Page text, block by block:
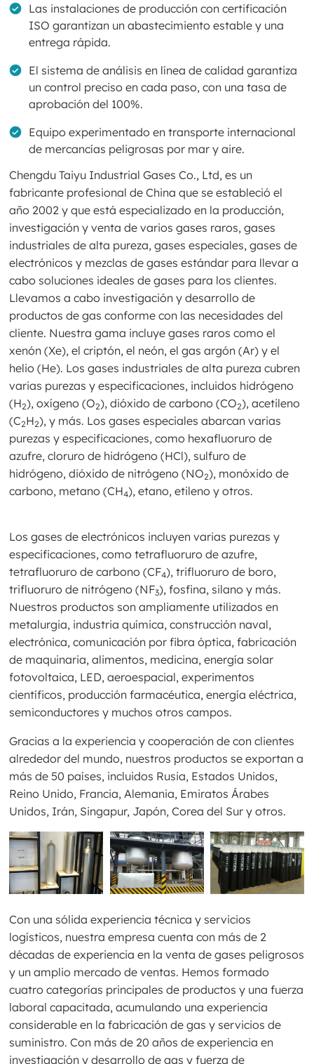
Las instalaciones de producción con certificación
ISO garantizan un abastecimiento estable y una
entrega rápida.
El sistema de análisis en línea de calidad garantiza
un control preciso en cada paso, con una tasa de
aprobación del 100%.
Equipo experimentado en transporte internacional
de mercancías peligrosas por mar y aire.
Chengdu Taiyu Industrial Gases Co., Ltd, es un
fabricante profesional de China que se estableció el
año 2002 y que está especializado en la producción,
investigación y venta de varios gases raros, gases
industriales de alta pureza, gases especiales, gases de
electrónicos y mezclas de gases estándar para llevar a
cabo soluciones ideales de gases para los clientes.
Llevamos a cabo investigación y desarrollo de
productos de gas conforme con las necesidades del
cliente. Nuestra gama incluye gases raros como el
xenón (Xe), el criptón, el neón, el gas argón (Ar) y el
helio (He). Los gases industriales de alta pureza cubren
varias purezas y especificaciones, incluidos hidrógeno
(H2), oxígeno (O2), dióxido de carbono (CO2), acetileno
(C2H2), y más. Los gases especiales abarcan varias
purezas y especificaciones, como hexafluoruro de
azufre, cloruro de hidrógeno (HCl), sulfuro de
hidrógeno, dióxido de nitrógeno (NO2), monóxido de
carbono, metano (CH4), etano, etileno y otros.
Los gases de electrónicos incluyen varias purezas y
especificaciones, como tetrafluoruro de azufre,
tetrafluoruro de carbono (CF4), trifluoruro de boro,
trifluoruro de nitrógeno (NF3), fosfina, silano y más.
Nuestros productos son ampliamente utilizados en
metalurgia, industria química, construcción naval,
electrónica, comunicación por fibra óptica, fabricación
de maquinaria, alimentos, medicina, energía solar
fotovoltaica, LED, aeroespacial, experimentos
científicos, producción farmacéutica, energía eléctrica,
semiconductores y muchos otros campos.
Gracias a la experiencia y cooperación de con clientes
alrededor del mundo, nuestros productos se exportan a
más de 50 países, incluidos Rusia, Estados Unidos,
Reino Unido, Francia, Alemania, Emiratos Árabes
Unidos, Irán, Singapur, Japón, Corea del Sur y otros.
Con una sólida experiencia técnica y servicios
logísticos, nuestra empresa cuenta con más de 2
décadas de experiencia en la venta de gases peligrosos
y un amplio mercado de ventas. Hemos formado
cuatro categorías principales de productos y una fuerza
laboral capacitada, acumulando una experiencia
considerable en la fabricación de gas y servicios de
suministro. Con más de 20 años de experiencia en
investigación y desarrollo de gas y fuerza de